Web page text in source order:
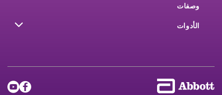
وصفات
الأدوات